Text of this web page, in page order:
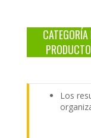
CATEGORÍA
Los